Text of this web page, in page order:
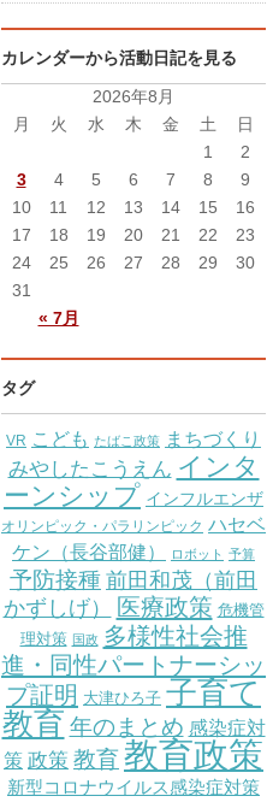
カレンダーから活動日記を見る
2026年8月
月
火 水 木 金 土 日
« 7月
1
2
3
4 5 6 7 8
9
10
11 12 13 14 15
16
17
18 19 20 21 22
23
24
25 26 27 28 29
30
31
タグ
VR こども たばこ政策 まちづくり
みやしたこうえん インタ
ーンシップ インフルエンザ
オリンピック・パラリンピック ハセベ
ケン（長谷部健）
ロボット 予算
予防接種 前田和茂（前田
かずしげ）
医療政策 危機管
理対策 国政 多様性社会推
進・同性パートナーシッ
プ証明 大津ひろ子 子育て
教育 年のまとめ 感染症対
策 政策 教育教育政策
新型コロナウイルス感染症対策